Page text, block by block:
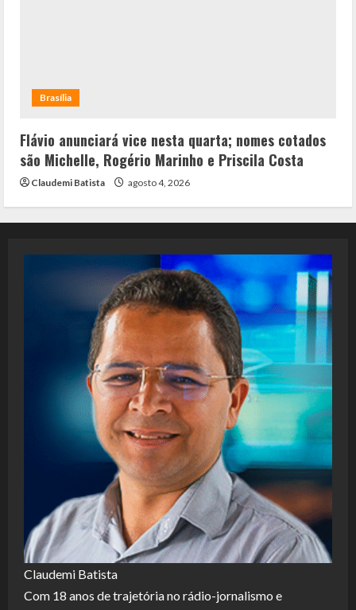
Brasília
Flávio anunciará vice nesta quarta; nomes cotados
são Michelle, Rogério Marinho e Priscila Costa
Claudemi Batista agosto 4, 2026
Claudemi Batista
Com 18 anos de trajetória no rádio-jornalismo e